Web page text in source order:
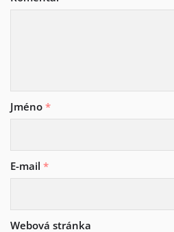
Jméno *
E-mail *
Webová stránka